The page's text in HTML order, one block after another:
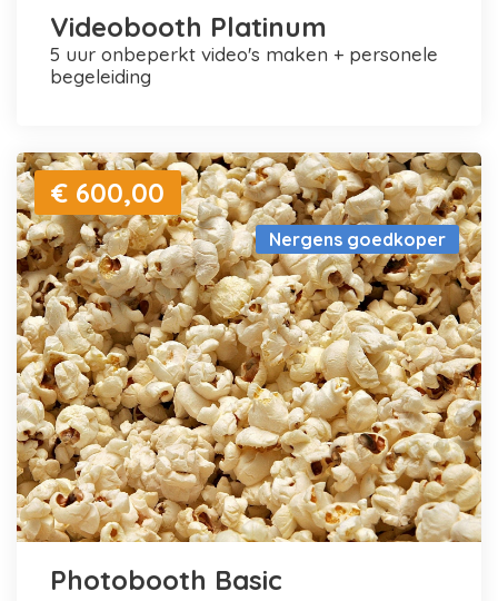
Videobooth Platinum
5 uur onbeperkt video's maken + personele
begeleiding
Nergens goedkoper
€ 600,00
Photobooth Basic